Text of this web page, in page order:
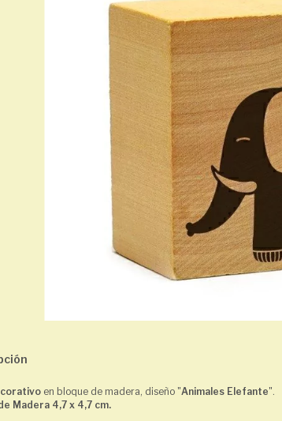
en bloque de madera, diseño "Animales Elefante".
Madera 4,7 x 4,7 cm.